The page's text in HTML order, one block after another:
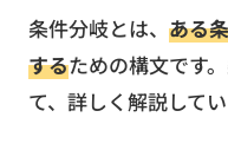
条件分岐とは、 ある
するための構文です
て、詳しく解説してい